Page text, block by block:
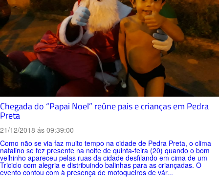
Chegada do “Papai Noel” reúne pais e crianças em Pedra
Preta
21/12/2018 ás 09:39:00
Como não se via faz muito tempo na cidade de Pedra Preta, o clima
natalino se fez presente na noite de quinta-feira (20) quando o bom
velhinho apareceu pelas ruas da cidade desfilando em cima de um
Triciclo com alegria e distribuindo balinhas para as criançadas. O
evento contou com à presença de motoqueiros de vár...